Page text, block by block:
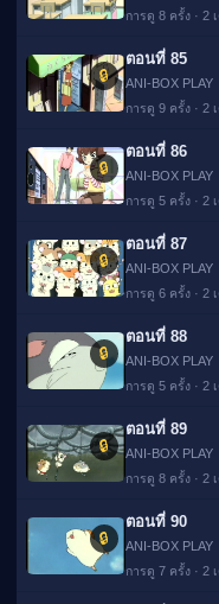
การดู 8 ครั้ง · 2
🔒
ตอนที่ 85
ANI-BOX PLAY
การดู 9 ครั้ง · 2
🔒
ตอนที่ 86
ANI-BOX PLAY
การดู 5 ครั้ง · 2
🔒
ตอนที่ 87
ANI-BOX PLAY
การดู 6 ครั้ง · 2
🔒
ตอนที่ 88
ANI-BOX PLAY
การดู 5 ครั้ง · 2
🔒
ตอนที่ 89
ANI-BOX PLAY
การดู 8 ครั้ง · 2
🔒
ตอนที่ 90
ANI-BOX PLAY
การดู 7 ครั้ง · 2